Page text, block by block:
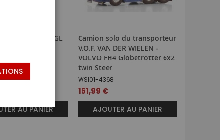
– VOLVO FH GL
AU PANIER
Camion solo du transporteur
V.O.F. VAN DER WIELEN -
VOLVO FH4 Globetrotter 6x2
twin Steer
WSI01-4368
161,99 €
AJOUTER AU PANIER